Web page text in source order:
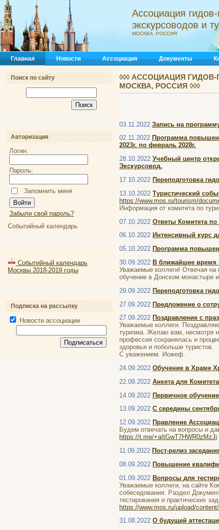
Ассоциация
экскурсоводов и
МОСКВА, РОССИЯ
Главная Новости Ассоциация Документы
Поиск по сайту
Авторизация
Логин:
Пароль:
Запомнить меня
Забыли свой пароль?
Событийный календарь
Событийный календарь
Москвы 2018-2019 годы
Подписка на рассылку
Новости ассоциации
◊◊◊ АССОЦИАЦИЯ
МОСКВА, РОССИЯ ◊◊◊
03.11.2022 Запись на
02.11.2022 Программа
2023г. по февраль 2028г.
28.10.2022 Учебный центр
Экскурсовод.
17.10.2022 Переподготовка
13.10.2022 Туристический
https://www.mos.ru/tourism/
Информация от комитета по
07.10.2022 Ответы Комитета
06.10.2022 Интенсивный курс
05.10.2022 Программа
30.09.2022 В ближайшее время
Уважаемые коллеги! Отвечая на
обучение в Донском монастыре
29.09.2022 Переподготовка
27.09.2022 Предложение о
27.09.2022 Поздравление с
Уважаемые коллеги.
туризма. Желаю вам, несмотря
профессия сохранялась и
здоровья и побольше туристов.
С уважением. Иожеф.
24.09.2022 Обучение в Храме
22.09.2022 Анкета для
14.09.2022 Первичное
13.09.2022 С середины
12.09.2022 Правление
Будем отвечать на вопросы и
https://t.me/+aItGwT7HWR0zMzJi
11.09.2022 Пост-релиз
08.09.2022 Повышение
01.09.2022 Вопросы для
Уважаемые коллеги, на сайте
собеседования. Раздел
тестирования и практических
https://www.mos.ru/upload/
31.08.2022 О будущей